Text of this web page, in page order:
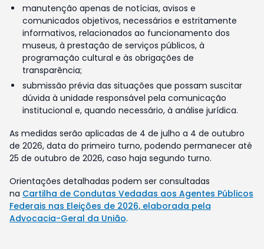
manutenção apenas de notícias, avisos e
comunicados objetivos, necessários e estritamente
informativos, relacionados ao funcionamento dos
museus, à prestação de serviços públicos, à
programação cultural e às obrigações de
transparência;
submissão prévia das situações que possam suscitar
dúvida à unidade responsável pela comunicação
institucional e, quando necessário, à análise jurídica.
As medidas serão aplicadas de 4 de julho a 4 de outubro
de 2026, data do primeiro turno, podendo permanecer até
25 de outubro de 2026, caso haja segundo turno.
Orientações detalhadas podem ser consultadas
na Cartilha de Condutas Vedadas aos Agentes Públicos
Federais nas Eleições de 2026, elaborada pela
Advocacia-Geral da União.